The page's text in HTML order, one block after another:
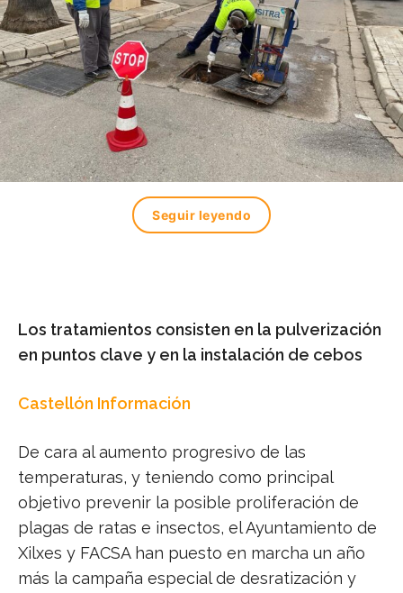
Seguir leyendo
Los tratamientos consisten en la pulverización
en puntos clave y en la instalación de cebos
Castellón Información
De cara al aumento progresivo de las
temperaturas, y teniendo como principal
objetivo prevenir la posible proliferación de
plagas de ratas e insectos, el Ayuntamiento de
Xilxes y FACSA han puesto en marcha un año
más la campaña especial de desratización y